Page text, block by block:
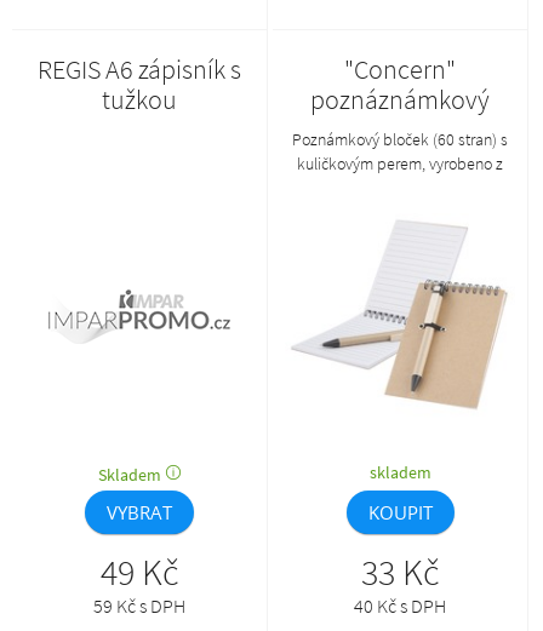
REGIS A6 zápisník s
tužkou
Skladem
VYBRAT
49 Kč
59 Kč s DPH
"Concern"
poznáznámkový
blok s kuličkovým
perem z
papíru
Poznámkový bloček (60 stran) s
kuličkovým perem, vyrobeno z
skladem
KOUPIT
33 Kč
40 Kč s DPH